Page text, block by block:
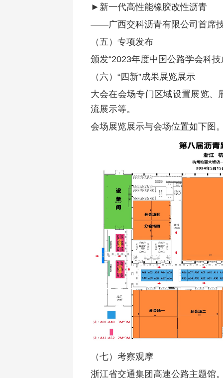
►新一代高性能橡胶改性沥青
——广西交科沥青有限公司首席
（五）专项发布
颁发“2023年度中国公路学会科
（六）“四新”成果展览展示
大会在会场专门区域设置展览
流展示等。
会场展览展示与会场位置如下图
（七）考察观摩
浙江省交通集团高速公路主题馆